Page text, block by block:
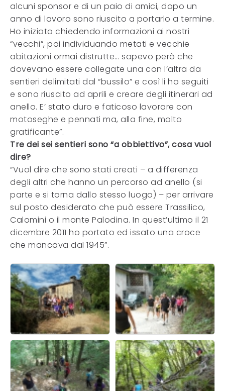
alcuni sponsor e di un paio di amici, dopo un
anno di lavoro sono riuscito a portarlo a termine.
Ho iniziato chiedendo informazioni ai nostri
“vecchi”, poi individuando metati e vecchie
abitazioni ormai distrutte… sapevo però che
dovevano essere collegate una con l’altra da
sentieri delimitati dal “bussilo” e così li ho seguiti
e sono riuscito ad aprili e creare degli itinerari ad
anello. E’ stato duro e faticoso lavorare con
motoseghe e pennati ma, alla fine, molto
gratificante”.
Tre dei sei sentieri sono “a obbiettivo”, cosa vuol
dire?
“Vuol dire che sono stati creati – a differenza
degli altri che hanno un percorso ad anello (si
parte e si torna dallo stesso luogo) – per arrivare
sul posto desiderato che può essere Trassilico,
Calomini o il monte Palodina. In quest’ultimo il 21
dicembre 2011 ho portato ed issato una croce
che mancava dal 1945”.